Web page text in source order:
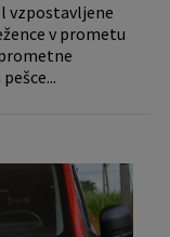
vzpostavljene
v prometu